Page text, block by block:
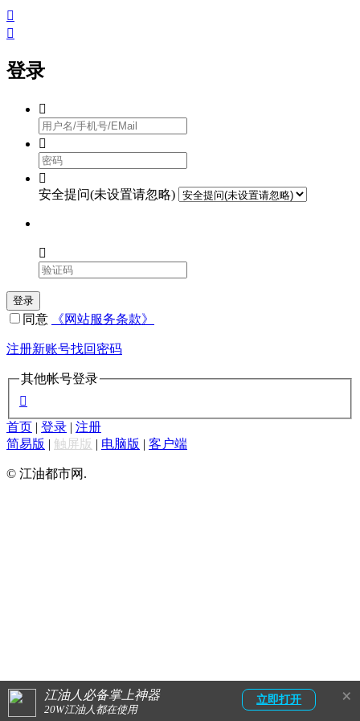
江油人必备掌上神器
20W江油人都在使用
立即打开 ×


登录



安全提问(未设置请忽略)

登录
同意 《网站服务条款》
注册新账号找回密码
其他帐号登录

首页 | 登录 | 注册
简易版 | 触屏版 | 电脑版 | 客户端
© 江油都市网.